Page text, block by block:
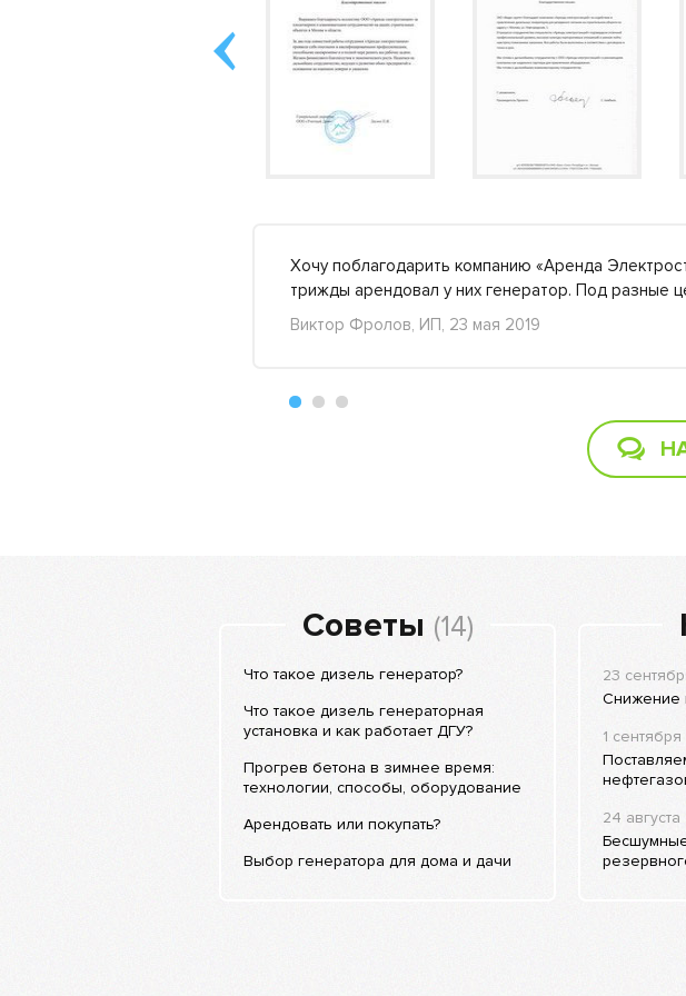
Хочу поблагодарить компанию «Аренда
трижды арендовал у них генератор. Под
Виктор Фролов, ИП, 23 мая 2019
Советы (14)
Что такое дизель генератор?
Что такое дизель генераторная
установка и как работает ДГУ?
Прогрев бетона в зимнее время:
технологии, способы, оборудование
Арендовать или покупать?
Выбор генератора для дома и дачи
23
Снижение
1
24